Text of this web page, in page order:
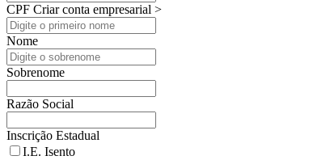
CPF Criar conta empresarial >
Nome
Sobrenome
Razão Social
Inscrição Estadual
I.E. Isento